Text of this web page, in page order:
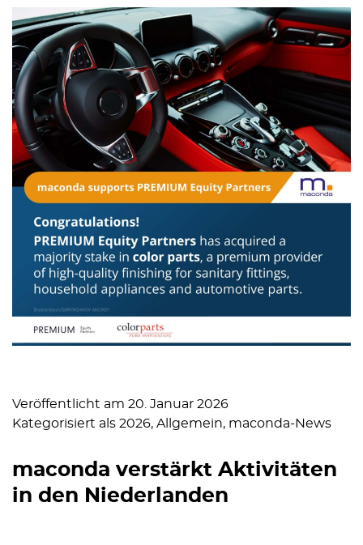
Veröffentlicht am 20. Januar 2026
Kategorisiert als 2026, Allgemein, maconda-News
maconda verstärkt Aktivitäten
in den Niederlanden